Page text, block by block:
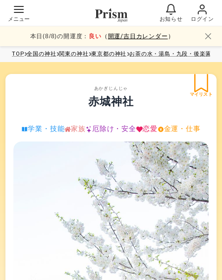
メニュー お知らせ ログイン
本日(8/8)の開運度： 良い （ 開運/吉日カレンダー ）
TOP 全国の神社 関東の神社 東京都の神社 お茶の水・湯島・九段・後楽園
マイリスト
あかぎじんじゃ
赤城神社
学業・技能 家族 厄除け・安全 恋愛 金運・仕事